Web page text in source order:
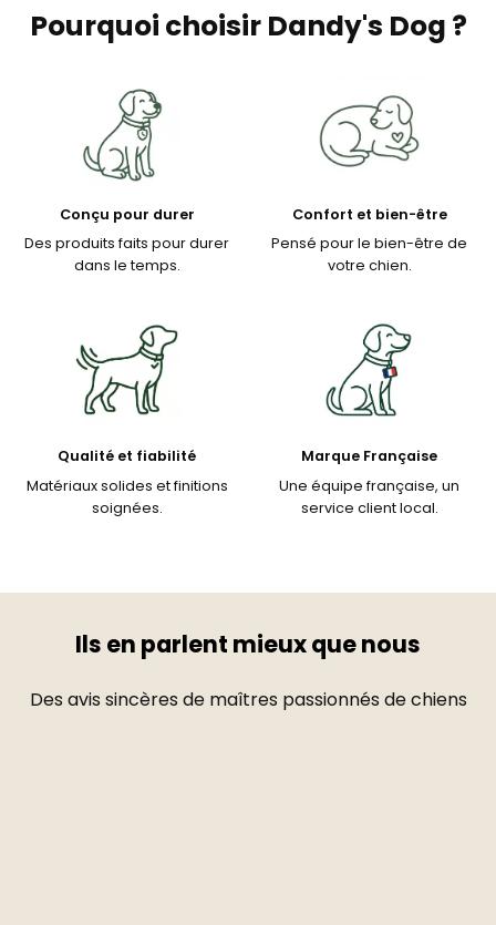
Pourquoi choisir Dandy's Dog ?
Conçu pour durer
Des produits faits pour durer
dans le temps.
Confort et bien-être
Pensé pour le bien-être de
votre chien.
Qualité et fiabilité
Matériaux solides et finitions
soignées.
Marque Française
Une équipe française, un
service client local.
Ils en parlent mieux que nous
Des avis sincères de maîtres passionnés de chiens